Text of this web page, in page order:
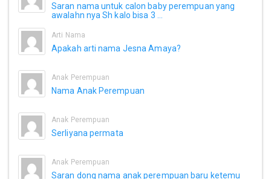
Saran nama untuk calon baby perempuan yang
awalahn nya Sh kalo bisa 3 ...
Arti Nama
Apakah arti nama Jesna Amaya?
Anak Perempuan
Nama Anak Perempuan
Anak Perempuan
Serliyana permata
Anak Perempuan
Saran dong nama anak perempuan baru ketemu